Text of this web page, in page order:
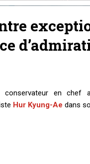
conservateur en chef
Hur Kyung-Ae dans